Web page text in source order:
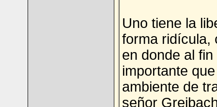
Uno tiene la
forma ridícula,
en donde al
importante
ambiente de
señor